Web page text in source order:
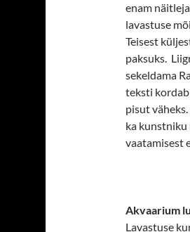
enam
lavastuse
Teisest
paksuks.
sekeldama
teksti
pisut
ka kunstniku
vaatamisest
Akvaarium
Lavastuse